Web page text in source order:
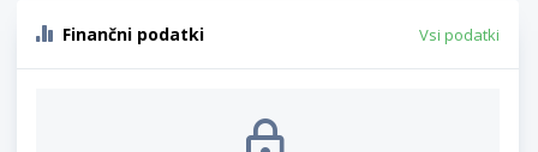
Finančni podatki Vsi podatki